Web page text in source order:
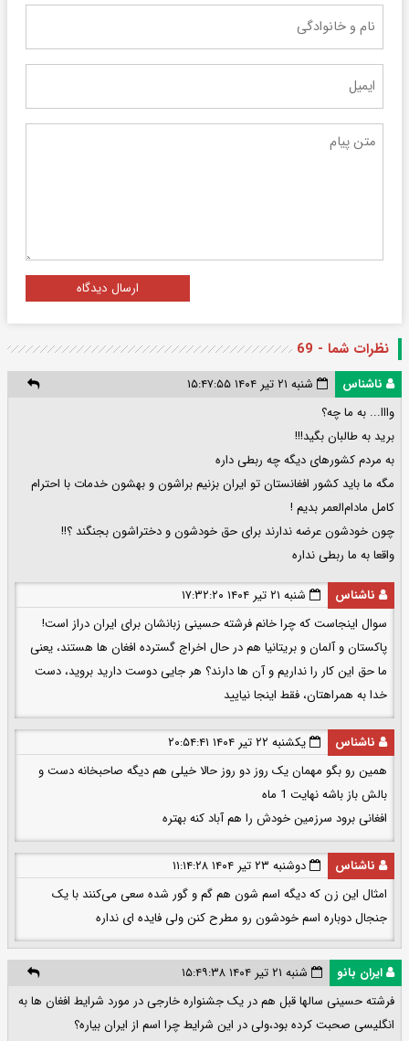
ارسال دیدگاه
نظرات شما - 69
ناشناس
شنبه ۲۱ تیر ۱۴۰۴ ۱۵:۴۷:۵۵
وااا... به ما چه؟
برید به طالبان بگید!!!
به مردم کشورهای دیگه چه ربطی داره
مگه ما باید کشور افغانستان تو ایران بزنیم براشون و بهشون خدمات با احترام
کامل مادام‌العمر بدیم !
چون خودشون عرضه ندارند برای حق خودشون و دختراشون بجنگند ؟!!
واقعا به ما ربطی نداره
ناشناس
شنبه ۲۱ تیر ۱۴۰۴ ۱۷:۳۲:۲۰
سوال اینجاست که چرا خانم فرشته حسینی زبانشان برای ایران دراز است!
پاکستان و آلمان و بریتانیا هم در حال اخراج گسترده افغان ها هستند، یعنی
ما حق این کار را نداریم و آن ها دارند؟ هر جایی دوست دارید بروید، دست
خدا به همراهتان، فقط اینجا نیایید
ناشناس
یکشنبه ۲۲ تیر ۱۴۰۴ ۲۰:۵۴:۴۱
همین رو بگو مهمان یک روز دو روز حالا خیلی هم دیگه صاحبخانه دست و
بالش باز باشه نهایت 1 ماه
افغانی برود سرزمین خودش را هم آباد کنه بهتره
ناشناس
دوشنبه ۲۳ تیر ۱۴۰۴ ۱۱:۱۴:۲۸
امثال این زن که دیگه اسم شون هم گم و گور شده سعی می‌کنند با یک
جنجال دوباره اسم خودشون رو مطرح کنن ولی فایده ای نداره
ایران بانو
شنبه ۲۱ تیر ۱۴۰۴ ۱۵:۴۹:۳۸
فرشته حسینی سالها قبل هم در یک جشنواره خارجی در مورد شرایط افغان ها به
انگلیسی صحبت کرده بود،ولی در این شرایط چرا اسم از ایران بیاره؟